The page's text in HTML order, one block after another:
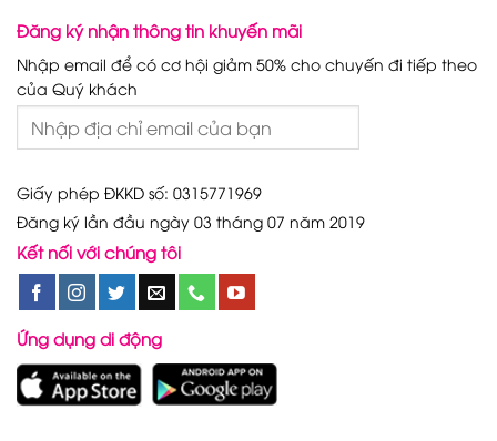
Đăng ký nhận thông tin khuyến mãi
Nhập email để có cơ hội giảm 50% cho chuyến đi tiếp theo
của Quý khách
Giấy phép ĐKKD số: 0315771969
Đăng ký lần đầu ngày 03 tháng 07 năm 2019
Kết nối với chúng tôi
Ứng dụng di động